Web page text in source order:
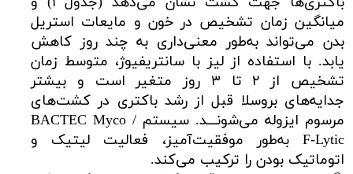
میانگین زمان تشخیص در خون و مایعات استریل
بدن می‌تواند به‌طور معنی‌داری به چند روز کاهش
یابد. با استفاده از لیز با سانتریفیوژ، متوسط زمان
تشخیص از ۲ تا ۳ روز متغیر است و بیشتر
جدایه‌های بروسلا قبل از رشد باکتری در کشت‌های
مرسوم ایزوله می‌شونـــد. سیستم BACTEC Myco /
F-Lytic به‌طور موفقیت‌آمیز، فعالیت لیتیک و
اتوماتیک بودن را ترکیب می‌کند.